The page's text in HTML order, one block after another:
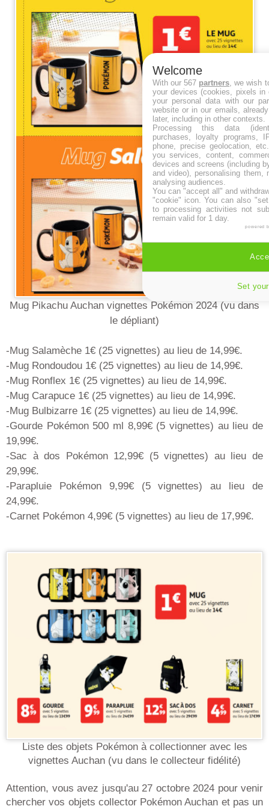
Mug Pikachu Auchan vignettes Pokémon 2024 (vu dans
le dépliant)
-Mug Salamèche 1€ (25 vignettes) au lieu de 14,99€.
-Mug Rondoudou 1€ (25 vignettes) au lieu de 14,99€.
-Mug Ronflex 1€ (25 vignettes) au lieu de 14,99€.
-Mug Carapuce 1€ (25 vignettes) au lieu de 14,99€.
-Mug Bulbizarre 1€ (25 vignettes) au lieu de 14,99€.
-Gourde Pokémon 500 ml 8,99€ (5 vignettes) au lieu de
19,99€.
-Sac à dos Pokémon 12,99€ (5 vignettes) au lieu de
29,99€.
-Parapluie Pokémon 9,99€ (5 vignettes) au lieu de
24,99€.
-Carnet Pokémon 4,99€ (5 vignettes) au lieu de 17,99€.
Liste des objets Pokémon à collectionner avec les
vignettes Auchan (vu dans le collecteur fidélité)
Attention, vous avez jusqu'au 27 octobre 2024 pour venir
chercher vos objets collector Pokémon Auchan et pas un
Welcome
With our 567 partners , we wish
your devices (cookies, pixels
your personal data with our
website or in our emails,
later, including in other contexts.
Processing this data
purchases, loyalty programs,
phone, precise geolocation,
you services, content,
devices and screens (including
and video), personalising them,
analysing audiences.
You can "accept all" and
"cookie" icon. You can also
to processing activities not
remain valid for 1 day.
powered
Set